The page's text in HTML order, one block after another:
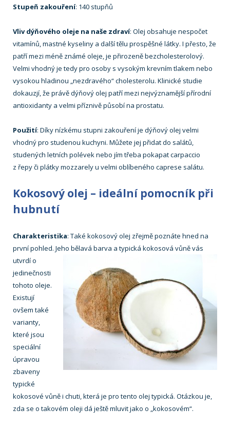
Stupeň zakouření: 140 stupňů
Vliv dýňového oleje na naše zdraví: Olej obsahuje nespočet
vitamínů, mastné kyseliny a další tělu prospěšné látky. I přesto, že
patří mezi méně známé oleje, je přirozeně bezcholesterolový.
Velmi vhodný je tedy pro osoby s vysokým krevním tlakem nebo
vysokou hladinou „nezdravého“ cholesterolu. Klinické studie
dokauzjí, že právě dýňový olej patří mezi nejvýznamější přírodní
antioxidanty a velmi příznivě působí na prostatu.
Použití: Díky nízkému stupni zakouření je dýňový olej velmi
vhodný pro studenou kuchyni. Můžete jej přidat do salátů,
studených letních polévek nebo jím třeba pokapat carpaccio
z řepy či plátky mozzarely u velmi oblíbeného caprese salátu.
Kokosový olej – ideální pomocník při
hubnutí
Charakteristika: Také kokosový olej zřejmě poznáte hned na
první pohled. Jeho bělavá barva a typická kokosová vůně vás
utvrdí o
jedinečnosti
tohoto oleje.
Existují
ovšem také
varianty,
které jsou
speciální
úpravou
zbaveny
typické
kokosové vůně i chuti, která je pro tento olej typická. Otázkou je,
zda se o takovém oleji dá ještě mluvit jako o „kokosovém“.